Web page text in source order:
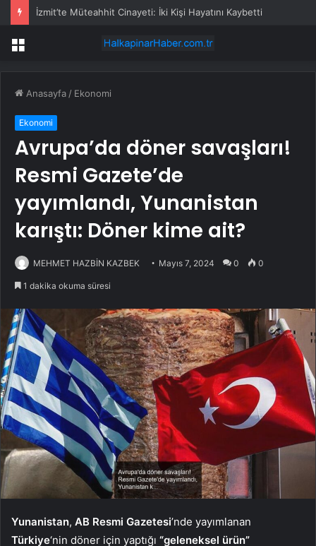
İzmit’te Müteahhit Cinayeti: İki Kişi Hayatını Kaybetti
Menü
Anasayfa / Ekonomi
Ekonomi
Avrupa’da döner savaşları!
Resmi Gazete’de
yayımlandı, Yunanistan
karıştı: Döner kime ait?
MEHMET HAZBİN KAZBEK Mayıs 7, 2024 0 0
1 dakika okuma süresi
Yunanistan, AB Resmi Gazetesi’nde yayımlanan
Türkiye‘nin döner için yaptığı “geleneksel ürün”